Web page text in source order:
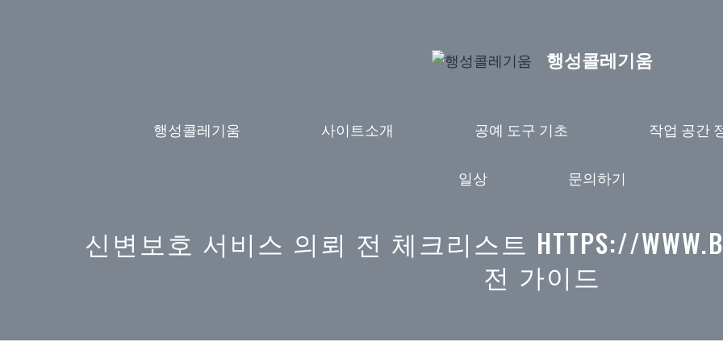
행성콜레기움
행성콜레기움 사이트소개 공예 도구 기초 작업 공간
일상 문의하기
신변보호 서비스 의뢰 전 체크리스트 HTTPS://
전 가이드